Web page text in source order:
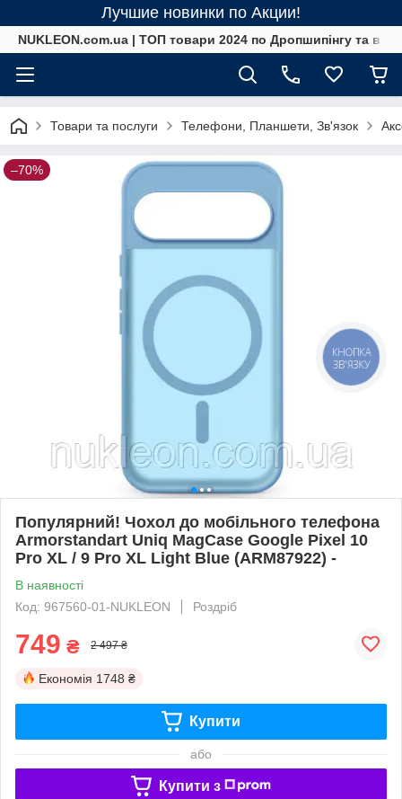
Лучшие новинки по Акции!
NUKLEON.com.ua | ТОП товари 2024 по Дропшипінгу та в
Товари та послуги Телефони, Планшети, Зв'язок
–70%
Популярний! Чохол до мобільного телефона
Armorstandart Uniq MagCase Google Pixel 10
Pro XL / 9 Pro XL Light Blue (ARM87922) -
В наявності
Код: 967560-01-NUKLEON
Роздріб
749 ₴ 2 497 ₴
Економія 1748 ₴
Купити
або
Купити з
КНОПКА
ЗВ'ЯЗКУ